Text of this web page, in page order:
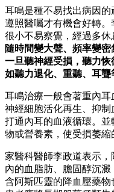
耳鳴是種不易找出病因
遵照醫囑才有機會好轉
很小不易察覺，經過多休
隨時間變大聲、頻率變
一旦聽神經受損，聽力恢
如聽力退化、重聽、耳聾
耳鳴治療一般會著重內
神經細胞活化再生、抑
打通內耳的血液循環。
物或營養素，使受損萎縮
家醫科醫師李政道表示
內的血脂肪、膽固醇沉
含阿斯匹靈的降血壓藥